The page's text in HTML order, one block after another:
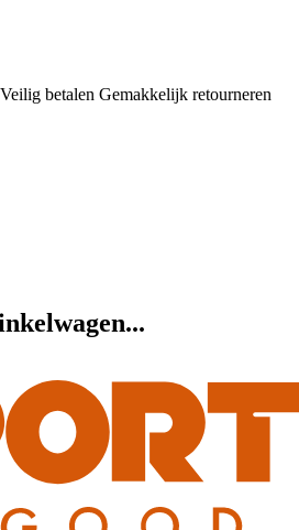
Veilig betalen Gemakkelijk retourneren